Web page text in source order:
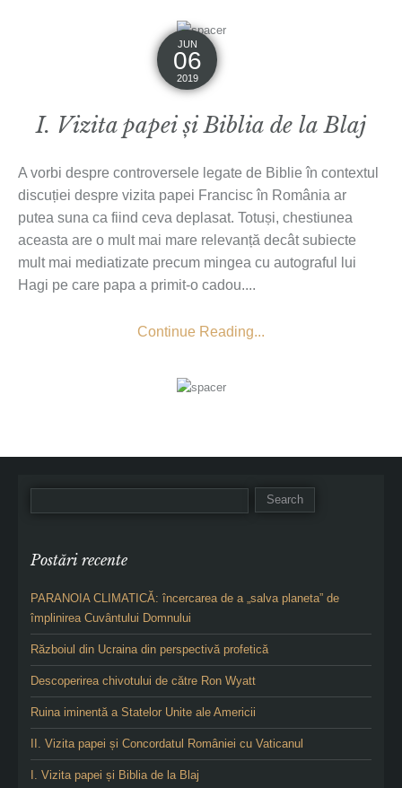
JUN
06
2019
I. Vizita papei și Biblia de la Blaj
A vorbi despre controversele legate de Biblie în contextul
discuției despre vizita papei Francisc în România ar
putea suna ca fiind ceva deplasat. Totuși, chestiunea
aceasta are o mult mai mare relevanță decât subiecte
mult mai mediatizate precum mingea cu autograful lui
Hagi pe care papa a primit-o cadou....
Continue Reading...
Postări recente
PARANOIA CLIMATICĂ: încercarea de a „salva planeta” de
împlinirea Cuvântului Domnului
Războiul din Ucraina din perspectivă profetică
Descoperirea chivotului de către Ron Wyatt
Ruina iminentă a Statelor Unite ale Americii
II. Vizita papei și Concordatul României cu Vaticanul
I. Vizita papei și Biblia de la Blaj